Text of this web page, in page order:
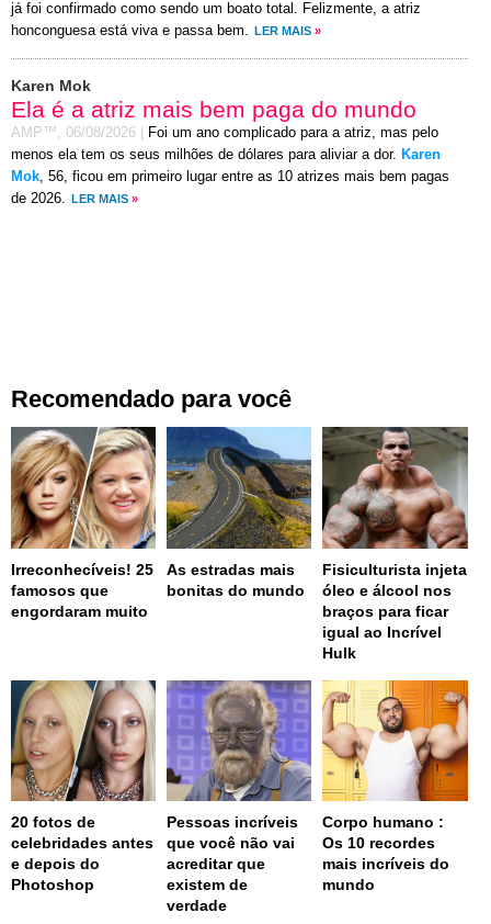
já foi confirmado como sendo um boato total. Felizmente, a atriz
honconguesa está viva e passa bem.
LER MAIS »
Karen Mok
Ela é a atriz mais bem paga do mundo
AMP™, 06/08/2026
Foi um ano complicado para a atriz, mas pelo
menos ela tem os seus milhões de dólares para aliviar a dor. Karen
Mok, 56, ficou em primeiro lugar entre as 10 atrizes mais bem pagas
de 2026.
LER MAIS »
Recomendado para você
Irreconhecíveis! 25
famosos que
engordaram muito
As estradas mais
bonitas do mundo
Fisiculturista injeta
óleo e álcool nos
braços para ficar
igual ao Incrível
Hulk
20 fotos de
celebridades antes
e depois do
Photoshop
Pessoas incríveis
que você não vai
acreditar que
existem de
verdade
Corpo humano :
Os 10 recordes
mais incríveis do
mundo